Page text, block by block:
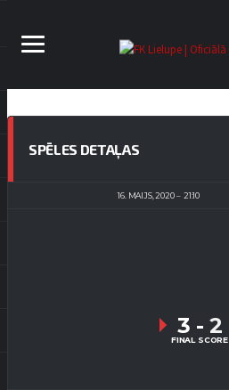
SPĒLES DETAĻAS
16. MAIJS, 2020 21:10
3 - 2
FINAL SCORE